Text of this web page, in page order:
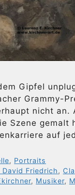
Gipfel
Grammy-
nicht
Szene gemalt
auf
, Portraits
David Friedrich,
, Musiker,